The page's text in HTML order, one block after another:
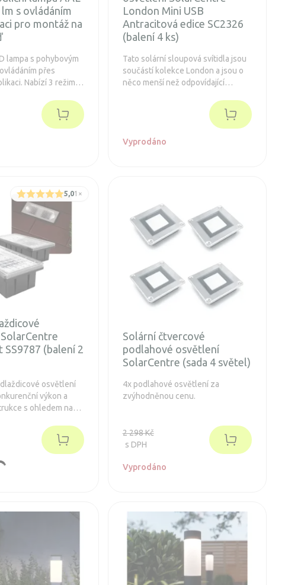
s ovládáním
pro montáž na
lampa s pohybovým
přes
Nabízí 3 režimy
montáž na zeď nebo
pro zahradu,
vstupní dveře.
London Mini USB
Antracitová edice SC2326
(balení 4 ks)
Tato solární sloupová svítidla jsou
součástí kolekce London a jsou o
něco menší než odpovídající
možnost dobití portem USB.
Vyprodáno
5,01 ×
SS9787 (balení 2
osvětlení
výkon a
s ohledem na
používání.
Solární čtvercové
podlahové osvětlení
SolarCentre (sada 4 světel)
4x podlahové osvětlení za
zvýhodněnou cenu.
2 298 Kč
s DPH
Vyprodáno